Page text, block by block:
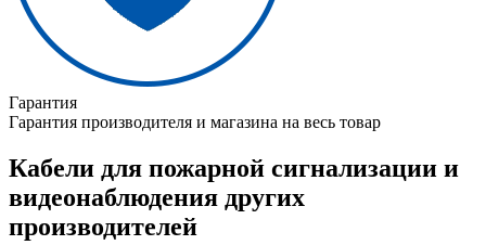
Гарантия
Гарантия производителя и магазина на весь товар
Кабели для пожарной сигнализации и
видеонаблюдения других
производителей